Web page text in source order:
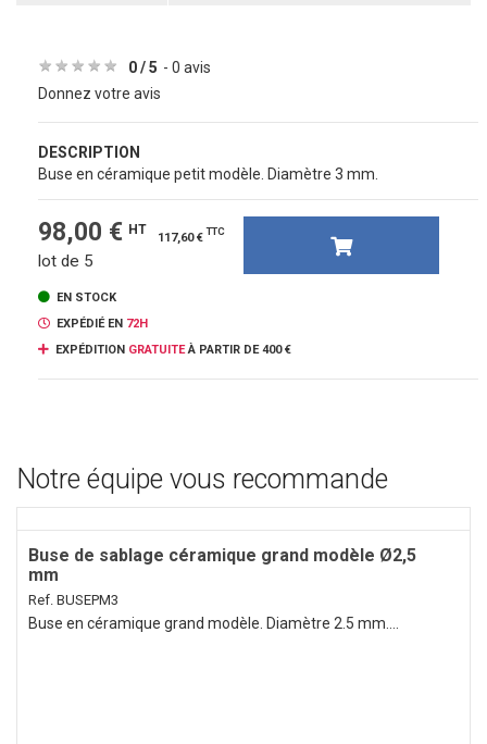
★ ★ ★ ★ ★
★ ★ ★ ★ ★ 0 / 5 - 0 avis
Donnez votre avis
DESCRIPTION
Buse en céramique petit modèle. Diamètre 3 mm.
98,00 € HT
lot de 5
117,60 € TTC
EN STOCK
EXPÉDIÉ EN 72H
EXPÉDITION GRATUITEÀ PARTIR DE 400 €
Notre équipe vous recommande
Buse de sablage céramique grand modèle Ø2,5
mm
Ref. BUSEPM3
Buse en céramique grand modèle. Diamètre 2.5 mm....